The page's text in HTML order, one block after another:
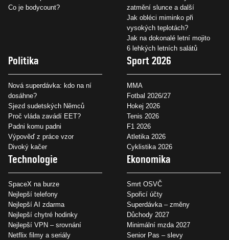
Co je bodycount?
zatmění slunce a další
Jak obléci miminko při
vysokých teplotách?
Jak na dokonalé letní mojito
6 lehkých letních salátů
Politika
Nová superdávka: kdo na ní
dosáhne?
Sjezd sudetských Němců
Proč vláda zavádí EET?
Padni komu padni
Výpověď z práce vzor
Divoký kačer
Sport 2026
MMA
Fotbal 2026/27
Hokej 2026
Tenis 2026
F1 2026
Atletika 2026
Cyklistika 2026
Technologie
SpaceX na burze
Nejlepší telefony
Nejlepší AI zdarma
Nejlepší chytré hodinky
Nejlepší VPN – srovnání
Netflix filmy a seriály
Ekonomika
Smrt OSVČ
Spořicí účty
Superdávka – změny
Důchody 2027
Minimální mzda 2027
Senior Pas – slevy